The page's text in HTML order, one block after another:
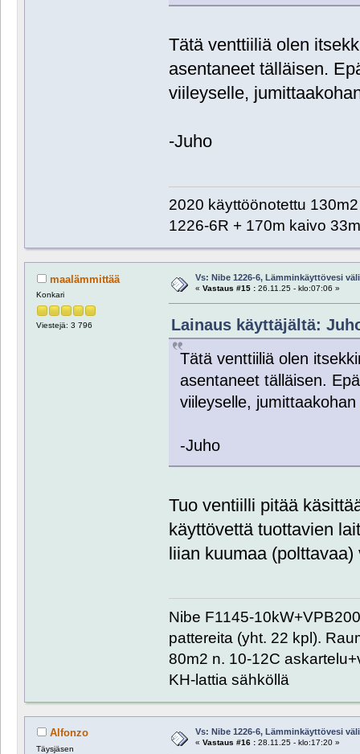
Tätä venttiiliä olen
asentaneet tälläisen.
viileyselle,
-Juho
2020 käyttöönotettu
1226-6R + 170m kaivo
maalämmittää
Konkari
Viestejä: 3 796
Vs: Nibe 1226-6, Lämminkäyttövesi
« Vastaus #15 :26.11.25 - klo:07:06 »
Lainaus käyttäjältä:
Tätä venttiiliä olen
asentaneet tälläisen.
viileyselle,
-Juho
Tuo ventiilli pitää
käyttövettä tuottavien
liian kuumaa (polttavaa)
Nibe F1145-
pattereita (yht. 22 kpl).
80m2 n. 10-12C
KH-lattia sähköllä
Alfonzo
Täysjäsen
Vs: Nibe 1226-6, Lämminkäyttövesi
« Vastaus #16 :28.11.25 - klo:17:20 »